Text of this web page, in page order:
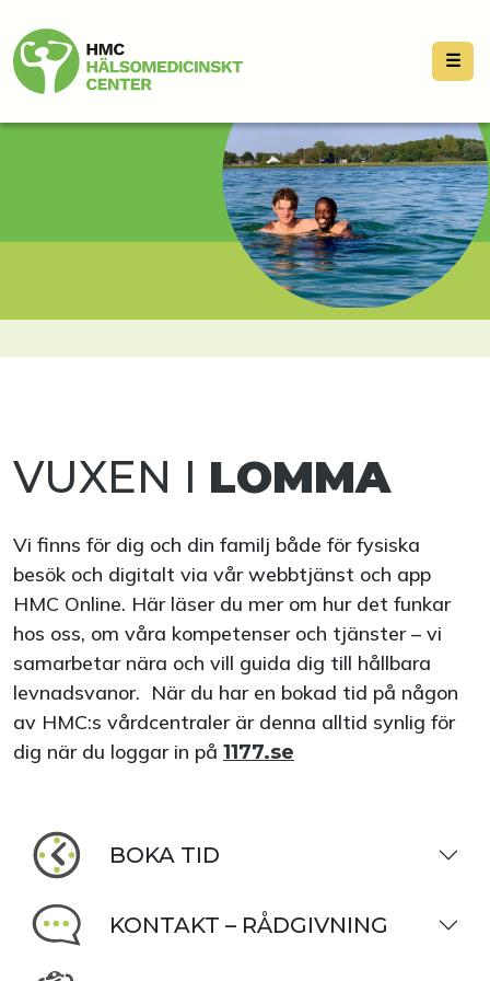
☰
VUXEN I LOMMA
Vi finns för dig och din familj både för fysiska
besök och digitalt via vår webbtjänst och app
HMC Online. Här läser du mer om hur det funkar
hos oss, om våra kompetenser och tjänster – vi
samarbetar nära och vill guida dig till hållbara
levnadsvanor. När du har en bokad tid på någon
av HMC:s vårdcentraler är denna alltid synlig för
dig när du loggar in på 1177.se
BOKA TID
KONTAKT – RÅDGIVNING